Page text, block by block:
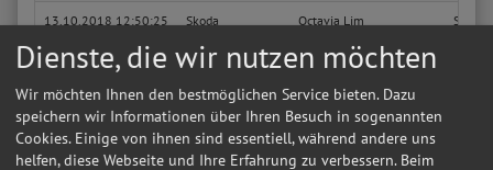
13.10.2018 12:50:25 Skoda Octavia Lim Sport
13.10.2018 12:38:40 Skoda Octavia Lim
14.07.2018 21:36:19 Renault Clio Grandtour
27.05.2018 15:38:42 Renault Clio Grandtour
Dienste, die wir nutzen möchten
Wir möchten Ihnen den bestmöglichen Service bieten. Dazu
speichern wir Informationen über Ihren Besuch in sogenannten
Cookies. Einige von ihnen sind essentiell, während andere uns
helfen, diese Webseite und Ihre Erfahrung zu verbessern. Beim